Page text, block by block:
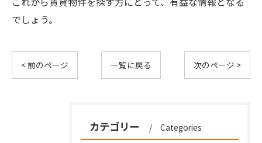
でしょう。
< 前のページ 一覧に戻る 次のページ >
カテゴリー Categories